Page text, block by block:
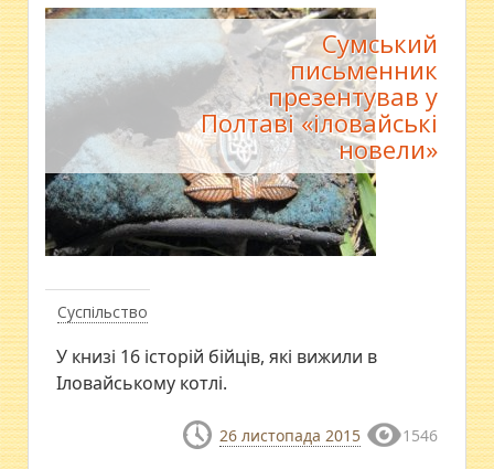
Суспільство
Сумський
письменник
презентував у
Полтаві «іловайські
новели»
​У книзі 16 історій бійців, які вижили в
Іловайському котлі.
26 листопада 2015 1546